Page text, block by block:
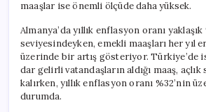
maaşlar ise önemli ölçüde daha yüksek.
Almanya’da yıllık enflasyon oranı yaklaşık
seviyesindeyken, emekli maaşları her yıl
üzerinde bir artış gösteriyor. Türkiye’de
dar gelirli vatandaşların aldığı maaş, açlık
kalırken, yıllık enflasyon oranı %32’nin
durumda.